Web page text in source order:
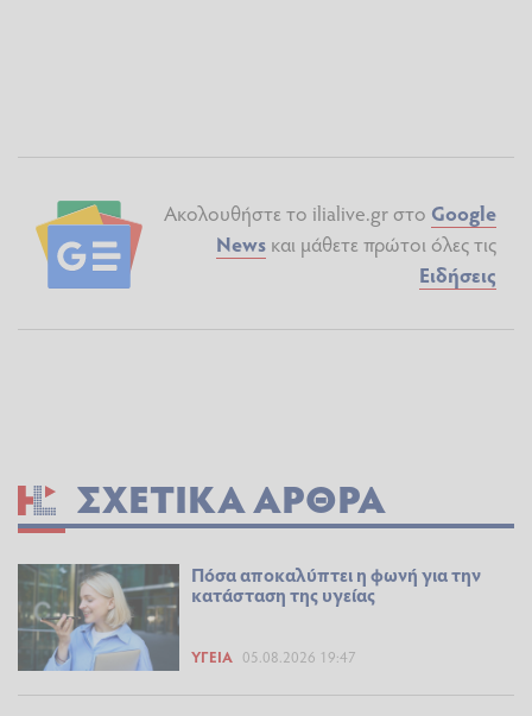
Ακολουθήστε το ilialive.gr στο Google
News και μάθετε πρώτοι όλες τις
Ειδήσεις
ΣΧΕΤΙΚΆ ΆΡΘΡΑ
Πόσα αποκαλύπτει η φωνή για την
κατάσταση της υγείας
ΥΓΕΊΑ 05.08.2026 19:47